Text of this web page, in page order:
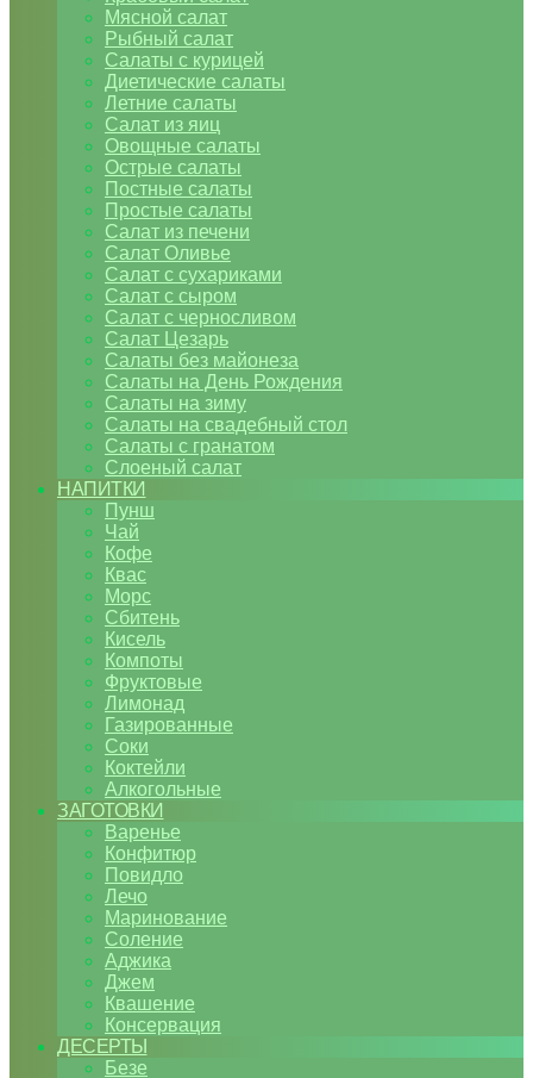
Мясной салат
Рыбный салат
Салаты с курицей
Диетические салаты
Летние салаты
Салат из яиц
Овощные салаты
Острые салаты
Постные салаты
Простые салаты
Салат из печени
Салат Оливье
Салат с сухариками
Салат с сыром
Салат с черносливом
Салат Цезарь
Салаты без майонеза
Салаты на День Рождения
Салаты на зиму
Салаты на свадебный стол
Салаты с гранатом
Слоеный салат
НАПИТКИ
Пунш
Чай
Кофе
Квас
Морс
Сбитень
Кисель
Компоты
Фруктовые
Лимонад
Газированные
Соки
Коктейли
Алкогольные
ЗАГОТОВКИ
Варенье
Конфитюр
Повидло
Лечо
Маринование
Соление
Аджика
Джем
Квашение
Консервация
ДЕСЕРТЫ
Безе